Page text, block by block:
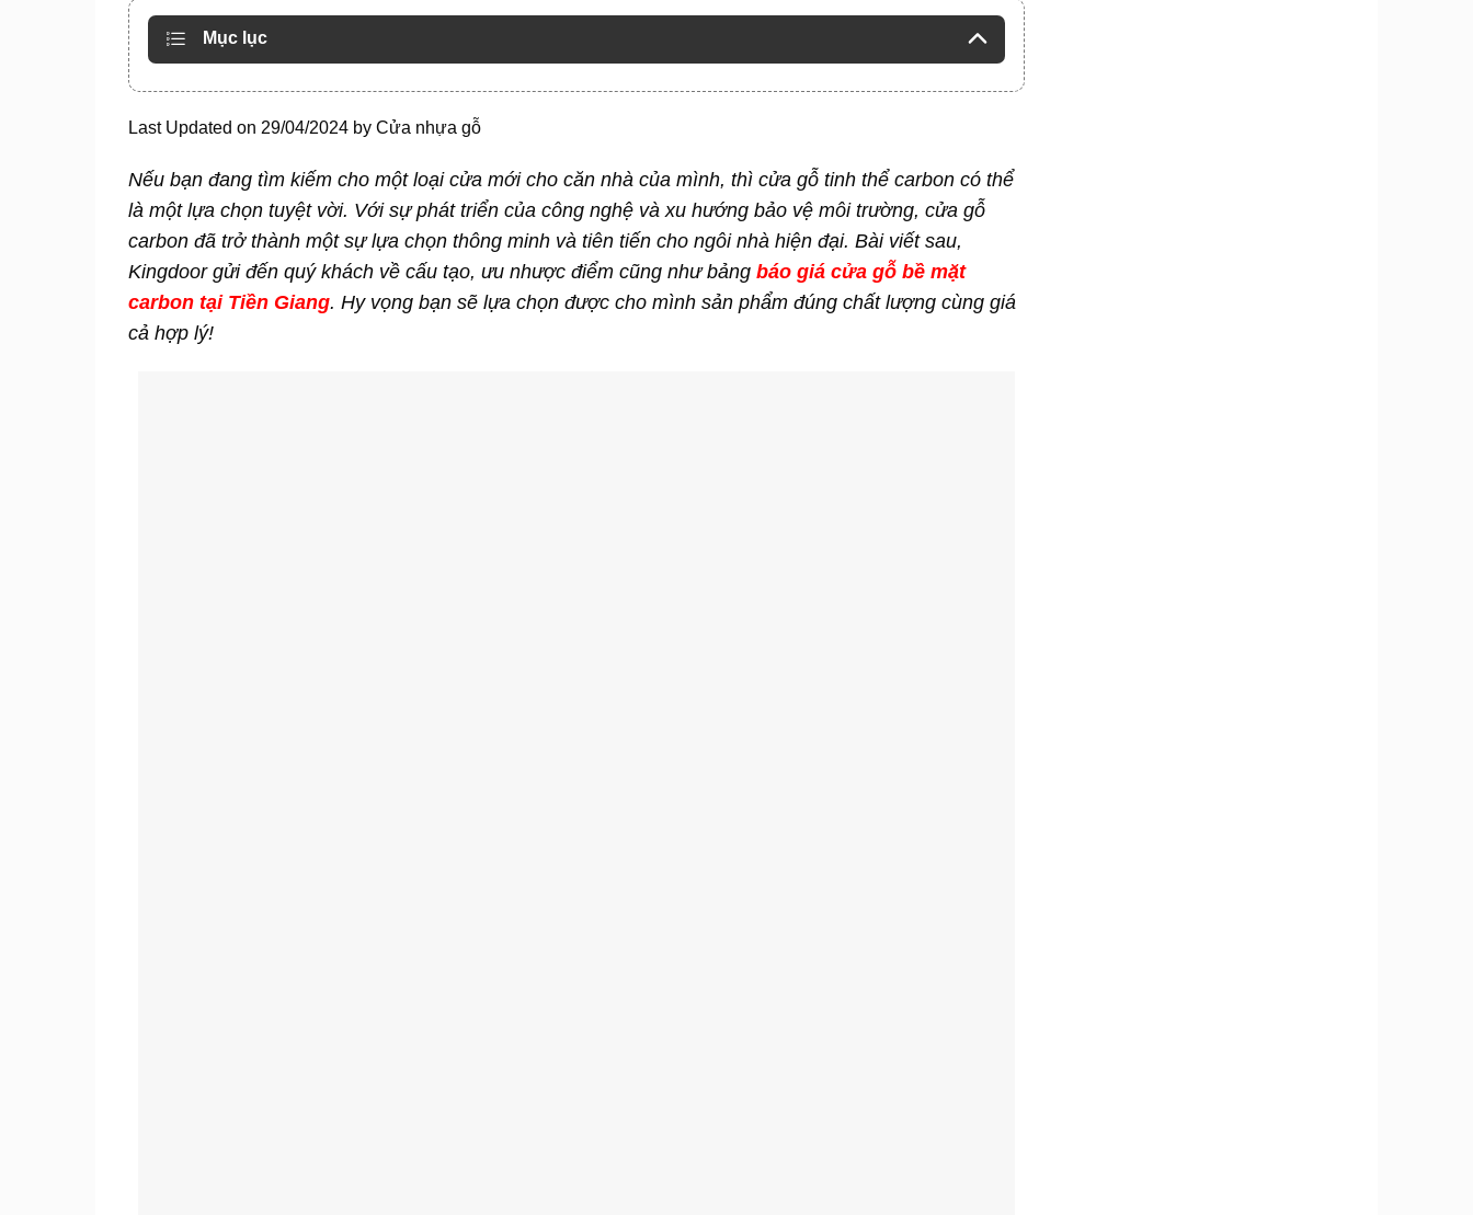
Mục lục
Last Updated on 29/04/2024 by Cửa nhựa gỗ
Nếu bạn đang tìm kiếm cho một loại cửa mới cho căn nhà của mình, thì cửa gỗ tinh thể carbon có thể
là một lựa chọn tuyệt vời. Với sự phát triển của công nghệ và xu hướng bảo vệ môi trường, cửa gỗ
carbon đã trở thành một sự lựa chọn thông minh và tiên tiến cho ngôi nhà hiện đại. Bài viết sau,
Kingdoor gửi đến quý khách về cấu tạo, ưu nhược điểm cũng như bảng báo giá cửa gỗ bề mặt
carbon tại Tiền Giang. Hy vọng bạn sẽ lựa chọn được cho mình sản phẩm đúng chất lượng cùng giá
cả hợp lý!